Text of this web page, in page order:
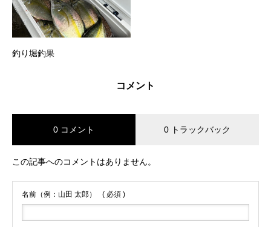
釣り堀釣果
コメント
0 コメント 0 トラックバック
この記事へのコメントはありません。
名前（例：山田 太郎） ( 必須 )